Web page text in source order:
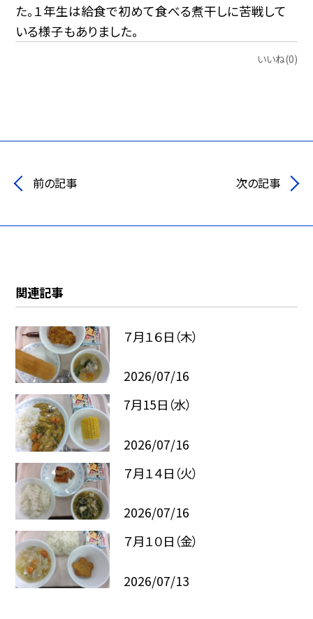
た。１年生は給食で初めて食べる煮干しに苦戦して
いる様子もありました。
いいね(0)
前の記事 次の記事
関連記事
７月１６日（木）
2026/07/16
7月15日（水）
2026/07/16
７月１４日（火）
2026/07/16
７月１０日（金）
2026/07/13